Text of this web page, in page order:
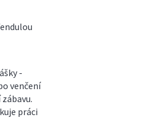
-
venčení
práci